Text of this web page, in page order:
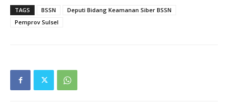
TAGS BSSN
Deputi Bidang Keamanan Siber BSSN
Pemprov Sulsel